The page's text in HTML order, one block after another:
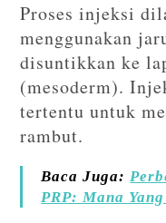
Proses injeksi
menggunakan
disuntikkan ke
(mesoderm).
tertentu untuk
rambut.
Baca Juga:
PRP: Mana